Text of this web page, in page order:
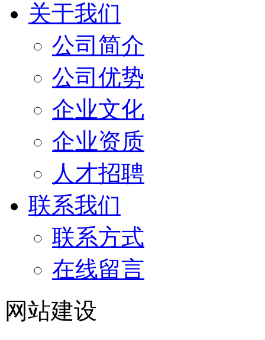
关于我们
公司简介
公司优势
企业文化
企业资质
人才招聘
联系我们
联系方式
在线留言
网站建设